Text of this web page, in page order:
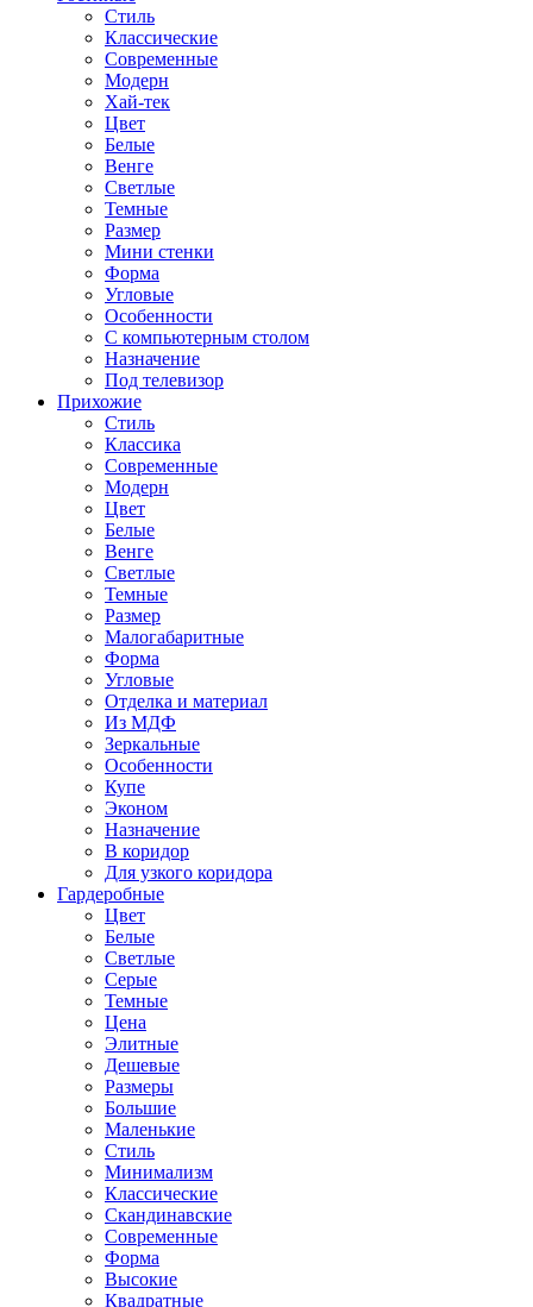
Стиль
Классические
Современные
Модерн
Хай-тек
Цвет
Белые
Венге
Светлые
Темные
Размер
Мини стенки
Форма
Угловые
Особенности
С компьютерным столом
Назначение
Под телевизор
Прихожие
Стиль
Классика
Современные
Модерн
Цвет
Белые
Венге
Светлые
Темные
Размер
Малогабаритные
Форма
Угловые
Отделка и материал
Из МДФ
Зеркальные
Особенности
Купе
Эконом
Назначение
В коридор
Для узкого коридора
Гардеробные
Цвет
Белые
Светлые
Серые
Темные
Цена
Элитные
Дешевые
Размеры
Большие
Маленькие
Стиль
Минимализм
Классические
Скандинавские
Современные
Форма
Высокие
Квадратные